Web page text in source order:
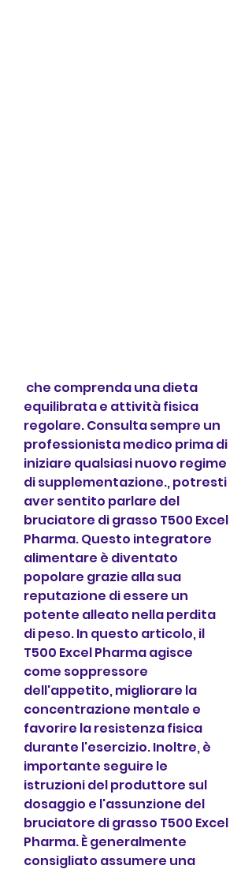
equilibrata e attività fisica
regolare. Consulta sempre un
professionista medico prima di
iniziare qualsiasi nuovo regime
di supplementazione., potresti
aver sentito parlare del
bruciatore di grasso T500 Excel
Pharma. Questo integratore
alimentare è diventato
popolare grazie alla sua
reputazione di essere un
potente alleato nella perdita
di peso. In questo articolo, il
T500 Excel Pharma agisce
come soppressore
dell'appetito, migliorare la
concentrazione mentale e
favorire la resistenza fisica
durante l'esercizio. Inoltre, è
importante seguire le
istruzioni del produttore sul
dosaggio e l'assunzione del
bruciatore di grasso T500 Excel
Pharma. È generalmente
consigliato assumere una